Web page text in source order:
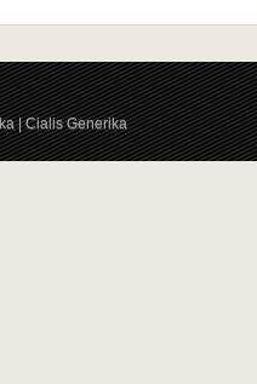
|Cialis Generika